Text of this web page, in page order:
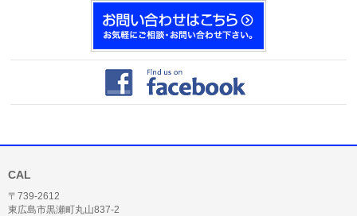
CAL
〒739-2612
東広島市黒瀬町丸山837-2